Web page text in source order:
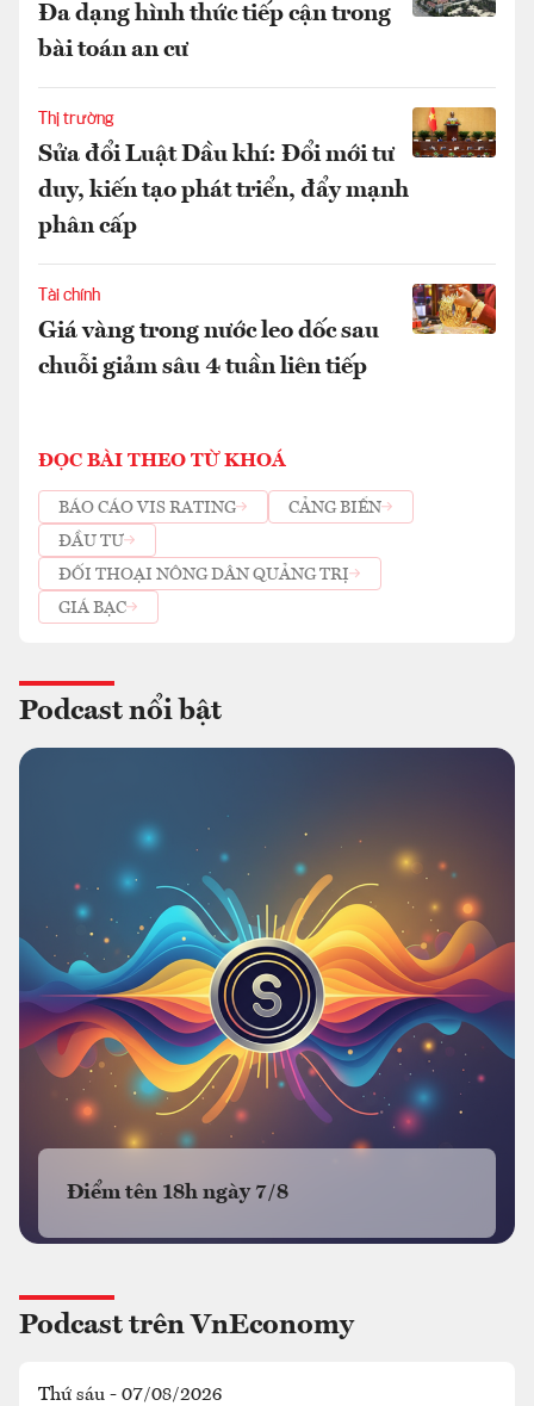
Đa dạng hình thức tiếp cận trong
bài toán an cư
Thị trường
Sửa đổi Luật Dầu khí: Đổi mới tư
duy, kiến tạo phát triển, đẩy mạnh
phân cấp
Tài chính
Giá vàng trong nước leo dốc sau
chuỗi giảm sâu 4 tuần liên tiếp
ĐỌC BÀI THEO TỪ KHOÁ
BÁO CÁO VIS RATING
CẢNG BIỂN
ĐẦU TƯ
ĐỐI THOẠI NÔNG DÂN QUẢNG TRỊ
GIÁ BẠC
Podcast nổi bật
Điểm tên 18h ngày 7/8
Podcast trên VnEconomy
Thứ sáu - 07/08/2026